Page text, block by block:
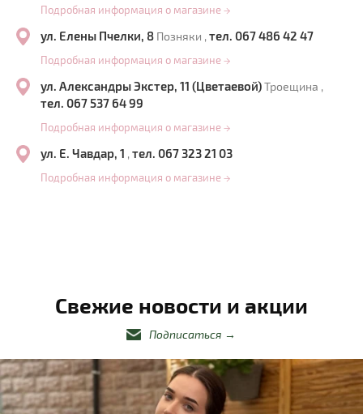
Подробная информация о магазине →
ул. Елены Пчелки, 8 Позняки , тел. 067 486 42 47
Подробная информация о магазине →
ул. Александры Экстер, 11 (Цветаевой)Троещина ,
тел. 067 537 64 99
Подробная информация о магазине →
ул. Е. Чавдар, 1 , тел. 067 323 21 03
Подробная информация о магазине →
Свежие новости и акции
Подписаться →